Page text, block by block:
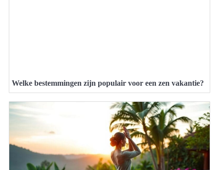
Welke bestemmingen zijn populair voor een zen vakantie?